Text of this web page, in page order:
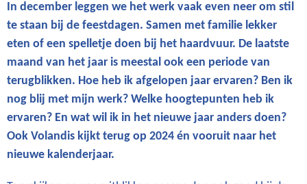
In december leggen we het werk vaak even neer om stil
te staan bij de feestdagen. Samen met familie lekker
eten of een spelletje doen bij het haardvuur. De laatste
maand van het jaar is meestal ook een periode van
terugblikken. Hoe heb ik afgelopen jaar ervaren? Ben ik
nog blij met mijn werk? Welke hoogtepunten heb ik
ervaren? En wat wil ik in het nieuwe jaar anders doen?
Ook Volandis kijkt terug op 2024 én vooruit naar het
nieuwe kalenderjaar.